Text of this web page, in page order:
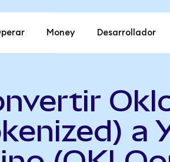
Money Desarrollador
a